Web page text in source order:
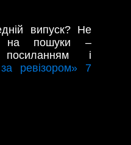
випуск? Не
на пошуки –
і
ревізором» 7